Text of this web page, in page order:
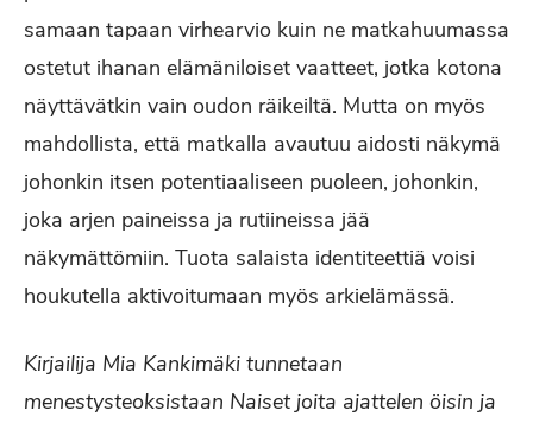
samaan tapaan virhearvio kuin ne matkahuumassa
ostetut ihanan elämäniloiset vaatteet, jotka kotona
näyttävätkin vain oudon räikeiltä. Mutta on myös
mahdollista, että matkalla avautuu aidosti näkymä
johonkin itsen potentiaaliseen puoleen, johonkin,
joka arjen paineissa ja rutiineissa jää
näkymättömiin. Tuota salaista identiteettiä voisi
houkutella aktivoitumaan myös arkielämässä.
Kirjailija Mia Kankimäki tunnetaan
menestysteoksistaan Naiset joita ajattelen öisin ja